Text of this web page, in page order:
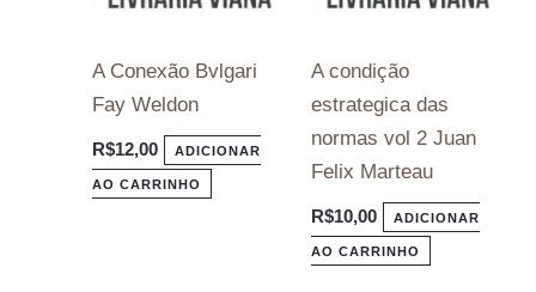
A Conexão Bvlgari
Fay Weldon
R$12,00 ADICIONAR
AO CARRINHO
A condição
estrategica das
normas vol 2 Juan
Felix Marteau
R$10,00 ADICIONAR
AO CARRINHO